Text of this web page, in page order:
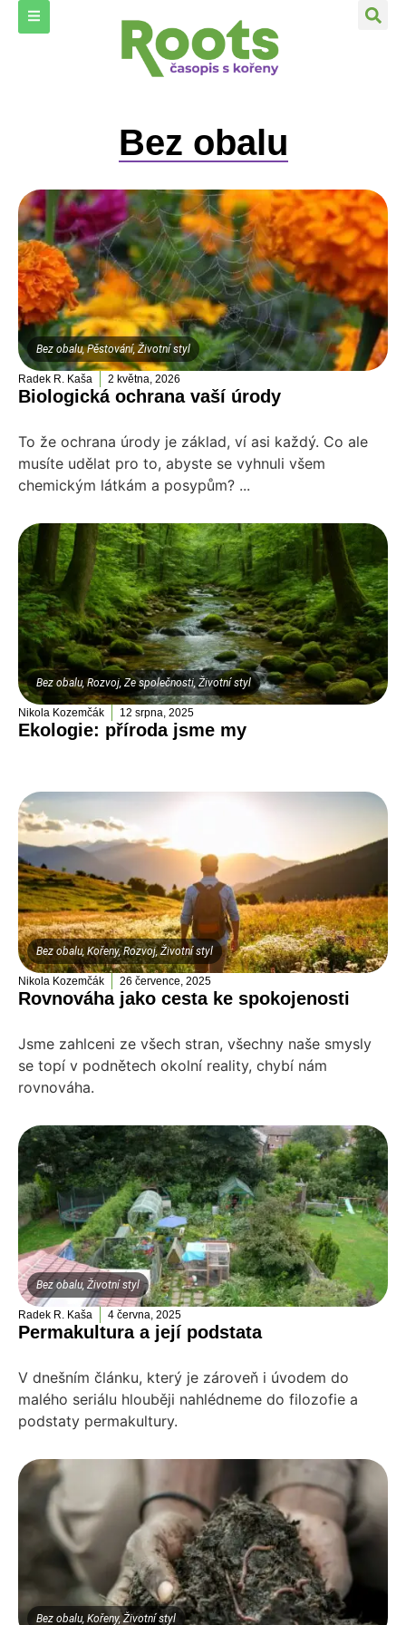
Bez obalu
Bez obalu,Pěstování,Životní styl
Radek R. Kaša 2 května, 2026
Biologická ochrana vaší úrody
To že ochrana úrody je základ, ví asi každý. Co ale
musíte udělat pro to, abyste se vyhnuli všem
chemickým látkám a posypům? ...
Bez obalu,Rozvoj,Ze společnosti,Životní styl
Nikola Kozemčák 12 srpna, 2025
Ekologie: příroda jsme my
Bez obalu, Kořeny,Rozvoj,Životní styl
Nikola Kozemčák 26 července, 2025
Rovnováha jako cesta ke spokojenosti
Jsme zahlceni ze všech stran, všechny naše smysly
se topí v podnětech okolní reality, chybí nám
rovnováha.
Bez obalu, Životní styl
Radek R. Kaša 4 června, 2025
Permakultura a její podstata
V dnešním článku, který je zároveň i úvodem do
malého seriálu hlouběji nahlédneme do filozofie a
podstaty permakultury.
Bez obalu, Kořeny,Životní styl